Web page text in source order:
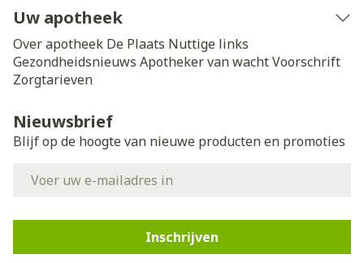
Uw apotheek
Over apotheek De Plaats Nuttige links
Gezondheidsnieuws Apotheker van wachtVoorschrift
Zorgtarieven
Nieuwsbrief
Blijf op de hoogte van nieuwe producten en promoties
Inschrijven